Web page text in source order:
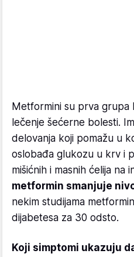
Metformini su prva grupa
lečenje šećerne bolesti.
delovanja koji pomažu u
oslobađa glukozu u krv i
mišićnih i masnih ćelija na
metformin smanjuje
nekim studijama
dijabetesa za 30 odsto.
Koji simptomi ukazuju